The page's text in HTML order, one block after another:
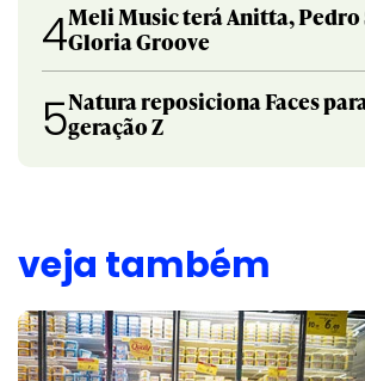
4Meli Music terá Anitta, Pedro
Gloria Groove
5Natura reposiciona Faces
geração Z
veja também